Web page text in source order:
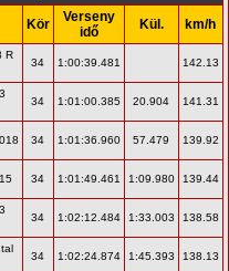
Kör
Verseny
idő
Kül. km/h
R
34 1:00:39.481 142.13
34 1:01:00.385 20.904 141.31
34 1:01:36.960 57.479 139.92
34 1:01:49.461 1:09.980 139.44
34 1:02:12.484 1:33.003 138.58
34 1:02:24.874 1:45.393 138.13